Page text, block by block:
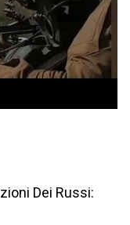
Dei Russi: